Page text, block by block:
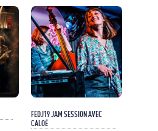
FEDJ19 JAM SESSION AVEC
CALOÉ